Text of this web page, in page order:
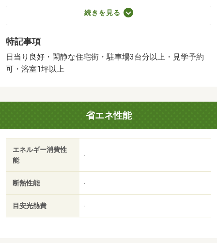
／＜リフォーム＞●リフォーム：２０２５年９月完了（水
回り設備交換：キッチン・浴室・トイレ、内装リフォー
完了（その他リフォーム：外壁・屋根）※年月は一番古い
リフォーム箇所を表します／＜特徴＞《お盆も大歓迎》成
約特典８万円、頭金０円、楠小、武蔵塚駅まで約徒歩７分
販売戸数：1戸
続きを見る
特記事項
日当り良好・閑静な住宅街・駐車場3台分以上・見学予約
可・浴室1坪以上
省エネ性能
エネルギー消費性
能
-
断熱性能 -
目安光熱費 -